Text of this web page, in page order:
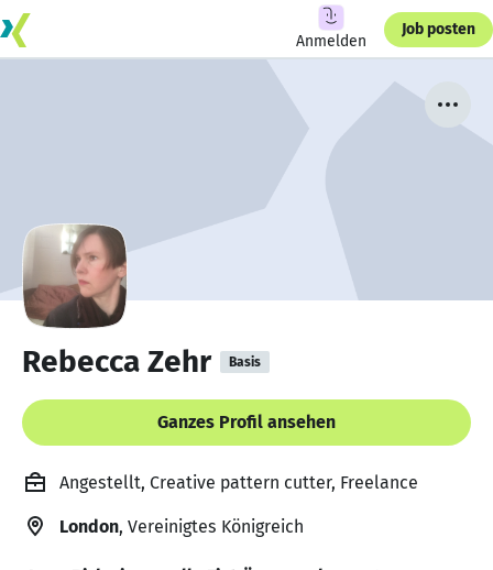
Anmelden
Job posten
Rebecca Zehr Basis
Ganzes Profil ansehen
Angestellt, Creative pattern cutter, Freelance
London, Vereinigtes Königreich